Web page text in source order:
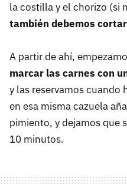
la costilla y el chorizo (si
también debemos
A partir de ahí,
marcar las carnes con
y las reservamos cuando
en esa misma cazuela
pimiento, y dejamos que
10 minutos.